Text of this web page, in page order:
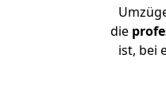
die
ist, bei